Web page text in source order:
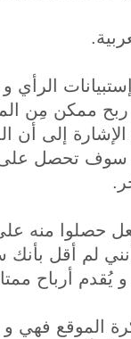
الرأي
ربح ممكن مِن
إلى أن
سوف تحصل
حصلوا منه
أنني لم أقل
أرباح
الموقع فهي و